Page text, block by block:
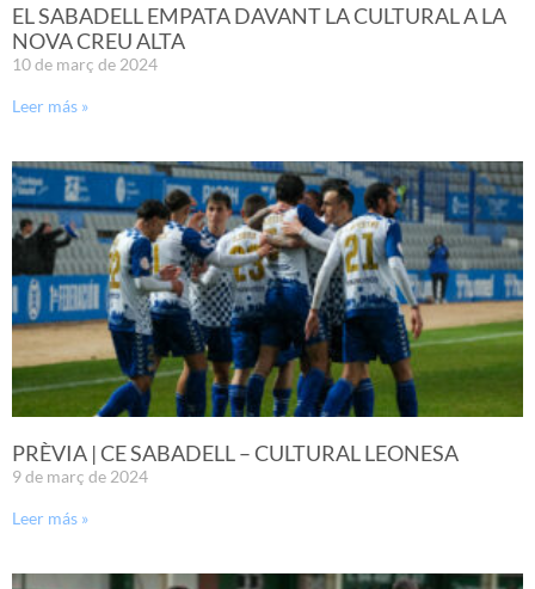
EL SABADELL EMPATA DAVANT LA CULTURAL A LA
NOVA CREU ALTA
10 de març de 2024
Leer más »
PRÈVIA | CE SABADELL – CULTURAL LEONESA
9 de març de 2024
Leer más »